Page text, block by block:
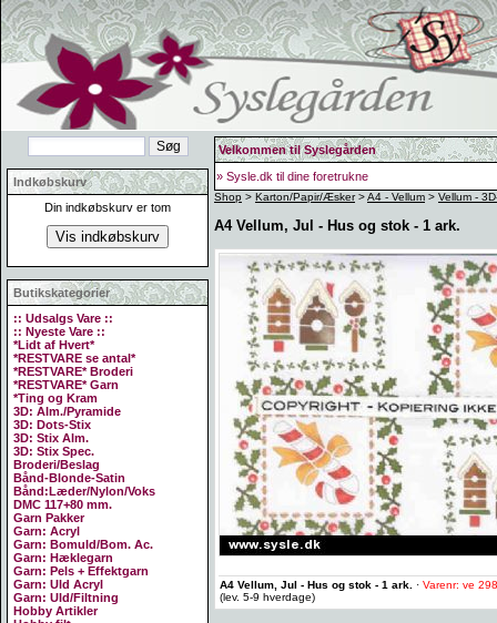
Indkøbskurv
Din indkøbskurv er tom
Butikskategorier
:: Udsalgs Vare ::
:: Nyeste Vare ::
*Lidt af Hvert*
*RESTVARE se antal*
*RESTVARE* Broderi
*RESTVARE* Garn
*Ting og Kram
3D: Alm./Pyramide
3D: Dots-Stix
3D: Stix Alm.
3D: Stix Spec.
Broderi/Beslag
Bånd-Blonde-Satin
Bånd:Læder/Nylon/Voks
DMC 117+80 mm.
Garn Pakker
Garn: Acryl
Garn: Bomuld/Bom. Ac.
Garn: Hæklegarn
Garn: Pels + Effektgarn
Garn: Uld Acryl
Garn: Uld/Filtning
Hobby Artikler
Velkommen til Syslegården
» Sysle.dk til dine foretrukne
Shop > Karton/Papir/Æsker>A4 - Vellum > Vellum -
A4 Vellum, Jul - Hus og stok - 1 ark.
A4 Vellum, Jul - Hus og stok - 1 ark. · Varenr: ve
(lev. 5-9 hverdage)